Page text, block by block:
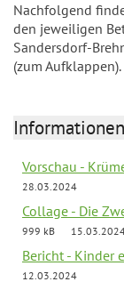
Nachfolgend
den jeweiligen
Sandersdorf-
(zum Aufklappen).
Vorschau -
28.03.2024
Collage - Die
999 kB
Bericht - Kinder
12.03.2024